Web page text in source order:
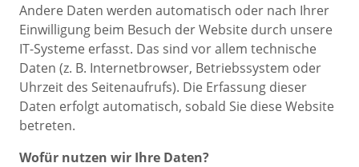
Andere Daten werden automatisch oder nach Ihrer
Einwilligung beim Besuch der Website durch unsere
IT-Systeme erfasst. Das sind vor allem technische
Daten (z. B. Internetbrowser, Betriebssystem oder
Uhrzeit des Seitenaufrufs). Die Erfassung dieser
Daten erfolgt automatisch, sobald Sie diese Website
betreten.
Wofür nutzen wir Ihre Daten?